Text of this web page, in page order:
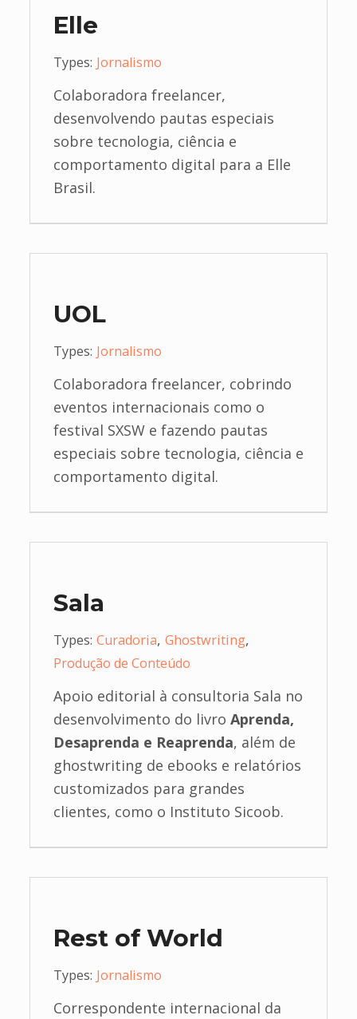
Elle
Types: Jornalismo
Colaboradora freelancer,
desenvolvendo pautas especiais
sobre tecnologia, ciência e
comportamento digital para a Elle
Brasil.
UOL
Types: Jornalismo
Colaboradora freelancer, cobrindo
eventos internacionais como o
festival SXSW e fazendo pautas
especiais sobre tecnologia, ciência e
comportamento digital.
Sala
Types: Curadoria, Ghostwriting,
Produção de Conteúdo
Apoio editorial à consultoria Sala no
desenvolvimento do livro Aprenda,
Desaprenda e Reaprenda, além de
ghostwriting de ebooks e relatórios
customizados para grandes
clientes, como o Instituto Sicoob.
Rest of World
Types: Jornalismo
Correspondente internacional da